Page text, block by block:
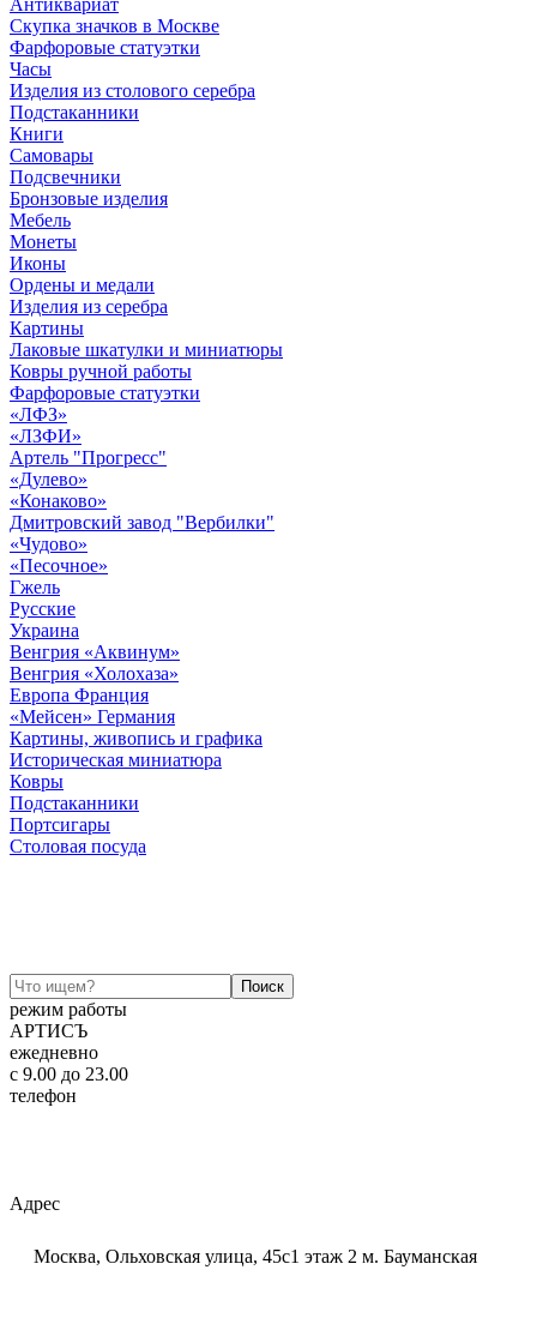
Скупка значков в Москве
Фарфоровые статуэтки
Часы
Изделия из столового серебра
Подстаканники
Книги
Самовары
Подсвечники
Бронзовые изделия
Мебель
Монеты
Иконы
Ордены и медали
Изделия из серебра
Картины
Лаковые шкатулки и миниатюры
Ковры ручной работы
Фарфоровые статуэтки
«ЛФЗ»
«ЛЗФИ»
Артель "Прогресс"
«Дулево»
«Конаково»
Дмитровский завод "Вербилки"
«Чудово»
«Песочное»
Гжель
Русские
Украина
Венгрия «Аквинум»
Венгрия «Холохаза»
Европа Франция
«Мейсен» Германия
Картины, живопись и графика
Историческая миниатюра
Ковры
Подстаканники
Портсигары
Столовая посуда
режим работы
АРТИСЪ
ежедневно
c 9.00 до 23.00
телефон
Адрес
Москва, Ольховская улица, 45с1 этаж 2 м. Бауманская